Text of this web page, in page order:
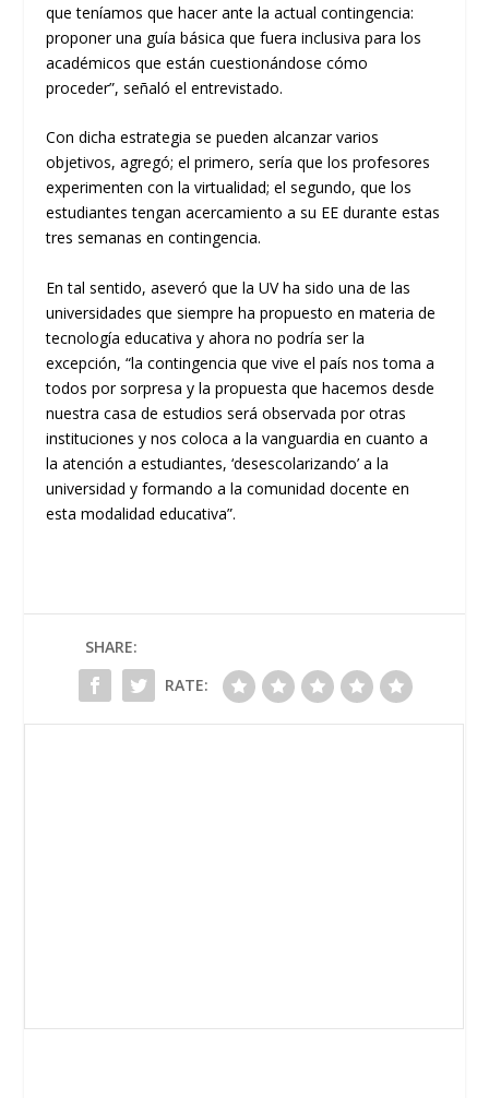
que teníamos que hacerante la actual contingencia:
proponer una guía básica que fuera inclusiva para los
académicos que están cuestionándosecómo
proceder”, señaló el entrevistado.
Con dicha estrategia se pueden alcanzar varios
objetivos, agregó; el primero, sería que los profesores
experimenten con lavirtualidad; el segundo, que los
estudiantes tengan acercamiento a su EE durante estas
tres semanas en contingencia.
En tal sentido, aseveró quela UV ha sido una de las
universidades que siempre ha propuesto en materia de
tecnología educativa y ahora no podría ser la
excepción,“la contingencia que vive el país nos toma a
todos por sorpresa y la propuesta que hacemos desde
nuestra casa de estudios será observada por otras
instituciones y nos coloca a la vanguardia en cuanto a
la atención a estudiantes, ‘desescolarizando’a la
universidad y formando a la comunidad docenteen
esta modalidad educativa”.
SHARE:
RATE: